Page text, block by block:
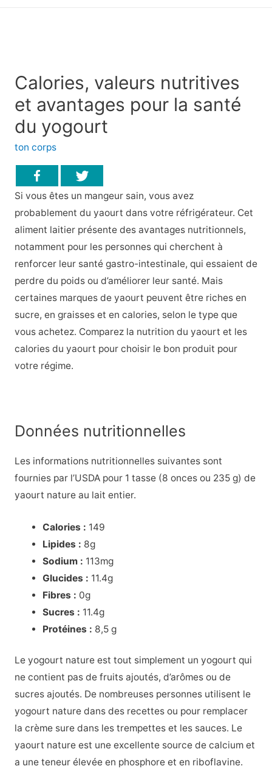
Calories, valeurs nutritives
et avantages pour la santé
du yogourt
ton corps
Si vous êtes un mangeur sain, vous avez
probablement du yaourt dans votre réfrigérateur. Cet
aliment laitier présente des avantages nutritionnels,
notamment pour les personnes qui cherchent à
renforcer leur santé gastro-intestinale, qui essaient de
perdre du poids ou d’améliorer leur santé. Mais
certaines marques de yaourt peuvent être riches en
sucre, en graisses et en calories, selon le type que
vous achetez. Comparez la nutrition du yaourt et les
calories du yaourt pour choisir le bon produit pour
votre régime.
Données nutritionnelles
Les informations nutritionnelles suivantes sont
fournies par l’USDA pour 1 tasse (8 onces ou 235 g) de
yaourt nature au lait entier.
Calories : 149
Lipides : 8g
Sodium : 113mg
Glucides : 11.4g
Fibres : 0g
Sucres : 11.4g
Protéines : 8,5 g
Le yogourt nature est tout simplement un yogourt qui
ne contient pas de fruits ajoutés, d’arômes ou de
sucres ajoutés. De nombreuses personnes utilisent le
yogourt nature dans des recettes ou pour remplacer
la crème sure dans les trempettes et les sauces. Le
yaourt nature est une excellente source de calcium et
a une teneur élevée en phosphore et en riboflavine.